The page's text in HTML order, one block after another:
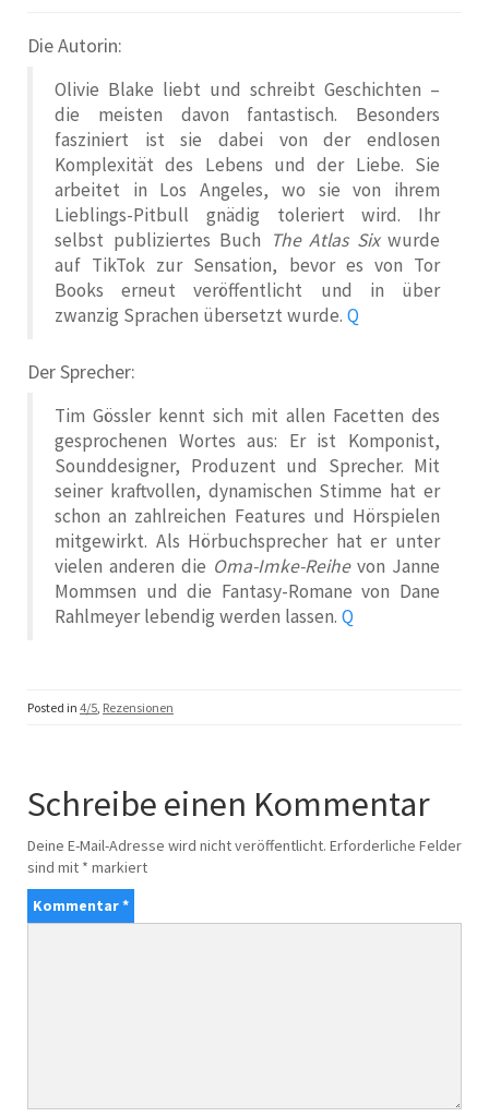
Die Autorin:
Olivie Blake liebt und schreibt Geschichten –
die meisten davon fantastisch. Besonders
fasziniert ist sie dabei von der endlosen
Komplexität des Lebens und der Liebe. Sie
arbeitet in Los Angeles, wo sie von ihrem
Lieblings-Pitbull gnädig toleriert wird. Ihr
selbst publiziertes Buch The Atlas Six wurde
auf TikTok zur Sensation, bevor es von Tor
Books erneut veröffentlicht und in über
zwanzig Sprachen übersetzt wurde. Q
Der Sprecher:
Tim Gössler kennt sich mit allen Facetten des
gesprochenen Wortes aus: Er ist Komponist,
Sounddesigner, Produzent und Sprecher. Mit
seiner kraftvollen, dynamischen Stimme hat er
schon an zahlreichen Features und Hörspielen
mitgewirkt. Als Hörbuchsprecher hat er unter
vielen anderen die Oma-Imke-Reihevon Janne
Mommsen und die Fantasy-Romane von Dane
Rahlmeyer lebendig werden lassen. Q
Posted in 4/5 Rezensionen
Schreibe einen Kommentar
Deine E-Mail-Adresse wird nicht veröffentlicht. Erforderliche Felder
sind mit * markiert
Kommentar*